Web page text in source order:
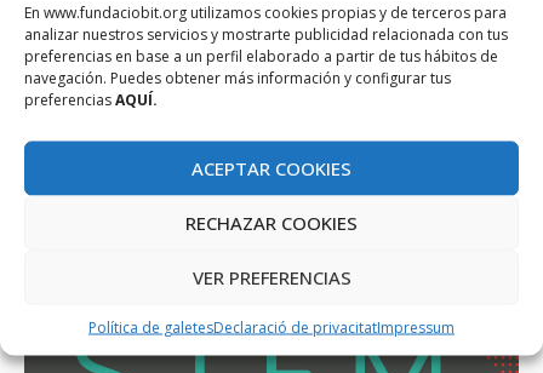
En www.fundaciobit.org utilizamos cookies propias y de terceros para
analizar nuestros servicios y mostrarte publicidad relacionada con tus
preferencias en base a un perfil elaborado a partir de tus hábitos de
navegación. Puedes obtener más información y configurar tus
preferenciasAQUÍ.
ACEPTAR COOKIES
RECHAZAR COOKIES
VER PREFERENCIAS
Política de galetesDeclaració de privacitatImpressum